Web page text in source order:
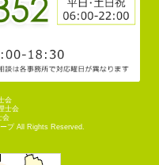
会
士会
会
プ All Rights Reserved.